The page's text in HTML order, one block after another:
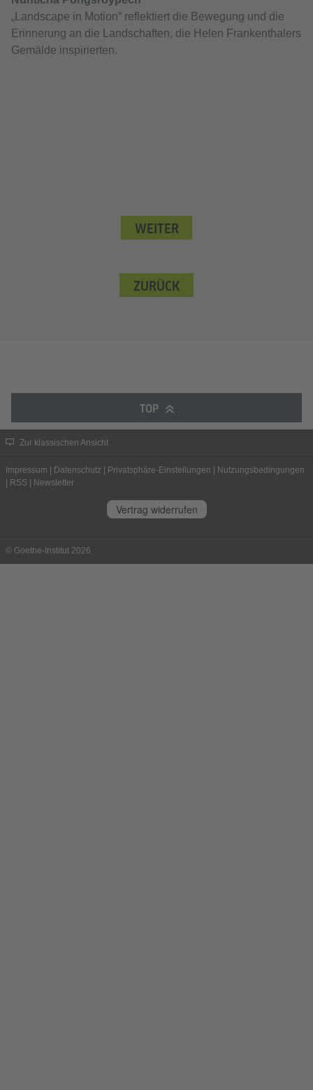
„Landscape in Motion“ reflektiert die Bewegung und die
Erinnerung an die Landschaften, die Helen Frankenthalers
Gemälde inspirierten.
WEITER
ZURÜCK
TOP
Zur klassischen Ansicht
Impressum Datenschutz Privatsphäre-Einstellungen
Nutzungsbedingungen
RSS Newsletter
Vertrag widerrufen
© Goethe-Institut 2026